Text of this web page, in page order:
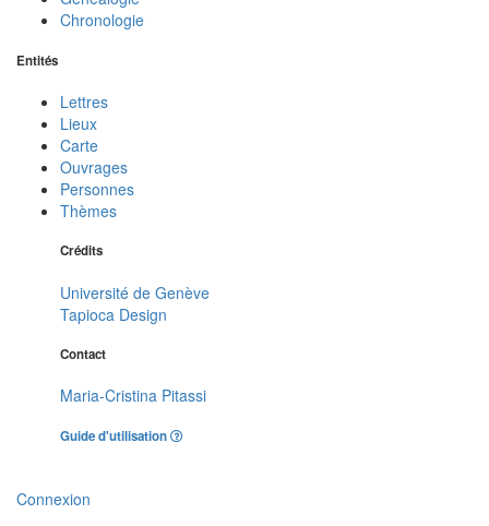
Chronologie
Entités
Lettres
Lieux
Carte
Ouvrages
Personnes
Thèmes
Crédits
Université de Genève
Tapioca Design
Contact
Maria-Cristina Pitassi
Guide d'utilisation
Connexion